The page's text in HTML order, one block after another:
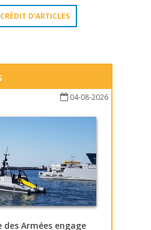
CRÉDIT D'ARTICLES
04-08-2026
des Armées engage